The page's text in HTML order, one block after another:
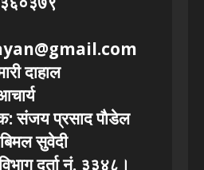
दाहाल
संजय प्रसाद पाैडेल
सुवेदी
दर्ता नं. ३३४८।